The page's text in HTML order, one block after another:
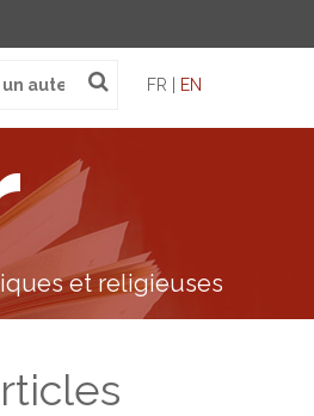
FR | EN
et religieuses